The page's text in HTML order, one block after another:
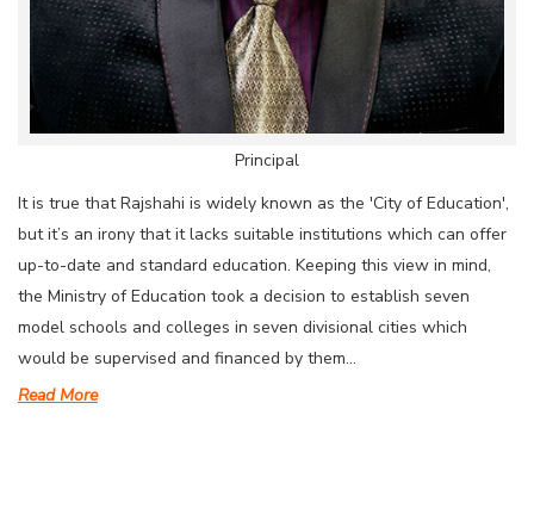
Principal
It is true that Rajshahi is widely known as the 'City of Education',
but it’s an irony that it lacks suitable institutions which can offer
up-to-date and standard education. Keeping this view in mind,
the Ministry of Education took a decision to establish seven
model schools and colleges in seven divisional cities which
would be supervised and financed by them...
Read More